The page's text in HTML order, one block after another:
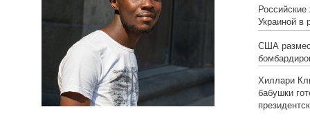
Украиной в
США
Хиллари
бабушки